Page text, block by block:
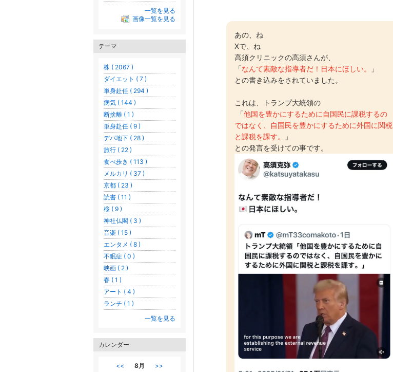
あの、ね
Xで、ね
高須クリニックの高須さんが、
「なんて素敵な指導者だ！日本にほしい。
」
との書き込みをされていました。
これは、トランプ大統領の
「他国を豊かにするために自国民に課税するの
ではなく、自国民を豊かにするために外国に関税
と課税を課す。
」
との発言を受けての事です。
一覧を見る
画像一覧を見る
テーマ
株 ( 2067 )
ダイエット ( 7 )
単身赴任 ( 294 )
病気 ( 144 )
断捨離 ( 1 )
単身赴任 ( 9 )
デパ地下 ( 28 )
旅行 ( 22 )
食べ歩き ( 113 )
メルカリ ( 37 )
京都 ( 23 )
読書 ( 11 )
桜 ( 9 )
神社仏閣 ( 3 )
音楽 ( 15 )
エンタメ ( 8 )
不眠症 ( 0 )
映画 ( 2 )
春 ( 1 )
アート ( 4 )
ランチ ( 1 )
一覧を見る
カレンダー
<< 8月
>>